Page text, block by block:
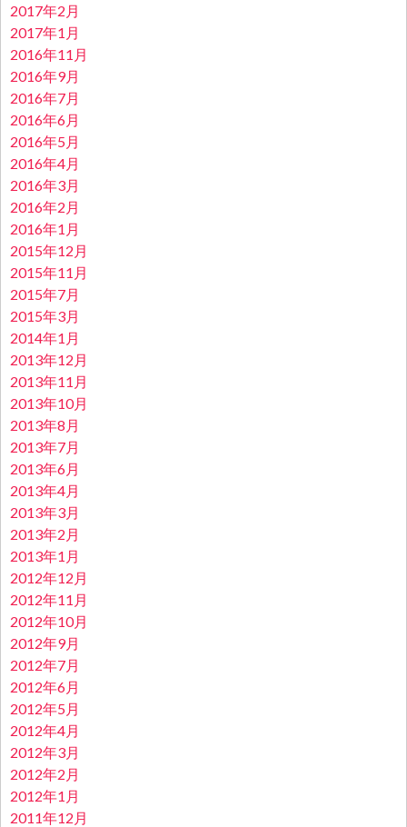
2017年2月
2017年1月
2016年11月
2016年9月
2016年7月
2016年6月
2016年5月
2016年4月
2016年3月
2016年2月
2016年1月
2015年12月
2015年11月
2015年7月
2015年3月
2014年1月
2013年12月
2013年11月
2013年10月
2013年8月
2013年7月
2013年6月
2013年4月
2013年3月
2013年2月
2013年1月
2012年12月
2012年11月
2012年10月
2012年9月
2012年7月
2012年6月
2012年5月
2012年4月
2012年3月
2012年2月
2012年1月
2011年12月